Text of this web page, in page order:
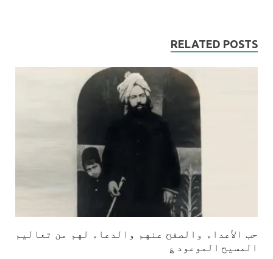
RELATED POSTS
حب الأعداء والصفح عنهم والدعاء لهم من تعاليم
المسيح الموعود ؏